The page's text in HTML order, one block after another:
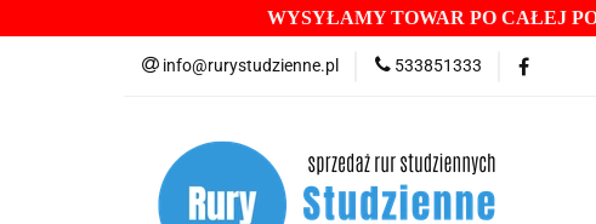
WYSYŁAMY TOWAR PO CAŁEJ
info@rurystudzienne.pl 533851333
ASORTYMENT
WIERTNICE RĘCZNE